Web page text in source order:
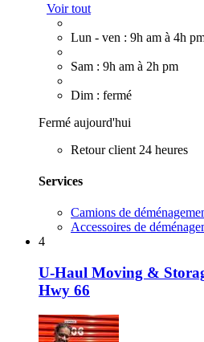
Voir tout
Lun - ven : 9h am à 4h
Sam : 9h am à 2h pm
Dim : fermé
Fermé aujourd'hui
Retour client 24 heures
Services
Camions de
Accessoires de
4
U-Haul Moving &
Hwy 66